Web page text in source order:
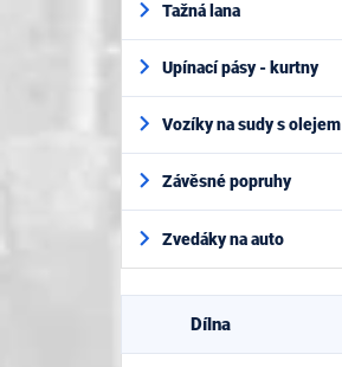
Tažná lana
Upínací pásy - kurtny
Vozíky na sudy s olejem
Závěsné popruhy
Zvedáky na auto
Dílna